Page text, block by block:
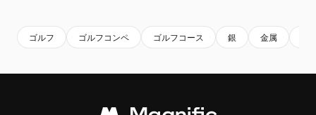
ゴルフ ゴルフコンペ ゴルフコース 銀 金属